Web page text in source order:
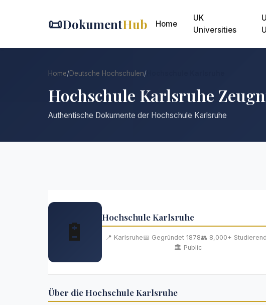
📜DokumentHub Home
UK
Universities
Home/Deutsche Hochschulen/
Hochschule Karlsruhe
Authentische Dokumente der Hochschule Karlsruhe
🔋
Hochschule Karlsruhe
📍 Karlsruhe📅 Gegründet 1878👥 8,000+
🏛️ Public
Über die Hochschule Karlsruhe